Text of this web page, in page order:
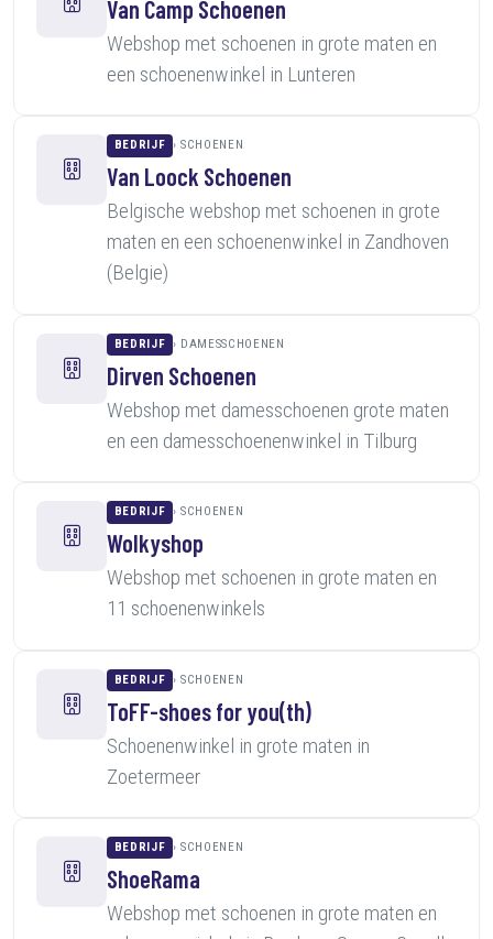
Van Camp Schoenen
Webshop met schoenen in grote maten en
een schoenenwinkel in Lunteren
BEDRIJF SCHOENEN
Van Loock Schoenen
Belgische webshop met schoenen in grote
maten en een schoenenwinkel in Zandhoven
(Belgie)
BEDRIJF DAMESSCHOENEN
Dirven Schoenen
Webshop met damesschoenen grote maten
en een damesschoenenwinkel in Tilburg
BEDRIJF SCHOENEN
Wolkyshop
Webshop met schoenen in grote maten en
11 schoenenwinkels
BEDRIJF SCHOENEN
ToFF-shoes for you(th)
Schoenenwinkel in grote maten in
Zoetermeer
BEDRIJF SCHOENEN
ShoeRama
Webshop met schoenen in grote maten en